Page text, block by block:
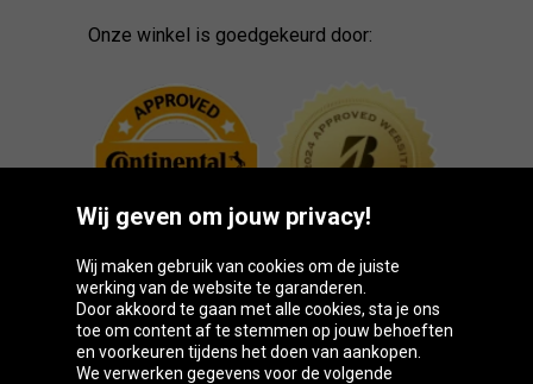
Onze winkel is goedgekeurd door:
Oponeo-groep
Wij geven om jouw privacy!
Wij maken gebruik van cookies om de juiste
werking van de website te garanderen.
Door akkoord te gaan met alle cookies, sta je ons
toe om content af te stemmen op jouw behoeften
en voorkeuren tijdens het doen van aankopen.
We verwerken gegevens voor de volgende